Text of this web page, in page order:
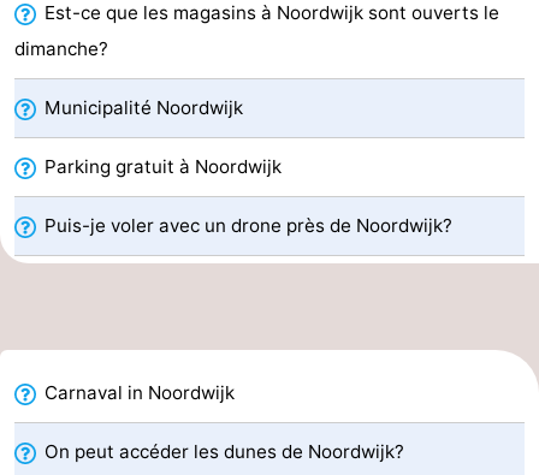
du
Soleil
Last
minutes
Plages
Voir
et
faire
Lieux
d'intérêt
-
Points
de
Attractions
-
Est-ce que les magasins à Noordwijk sont ouverts le
dimanche?
Municipalité Noordwijk
Parking gratuit à Noordwijk
Puis-je voler avec un drone près de Noordwijk?
Carnaval in Noordwijk
On peut accéder les dunes de Noordwijk?